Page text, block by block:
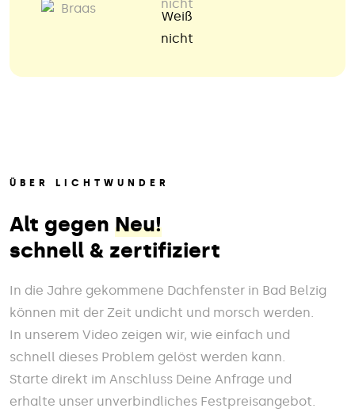
Weiß
nicht
ÜBER LICHTWUNDER
Alt gegen Neu!
schnell & zertifiziert
In die Jahre gekommene Dachfenster in Bad Belzig
können mit der Zeit undicht und morsch werden.
In unserem Video zeigen wir, wie einfach und
schnell dieses Problem gelöst werden kann.
Starte direkt im Anschluss Deine Anfrage und
erhalte unser unverbindliches Festpreisangebot.